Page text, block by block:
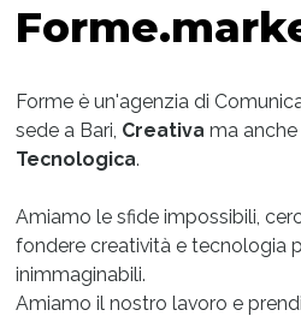
Forme è un'agenzia di
sede a Bari, Creativa ma
Tecnologica.
Amiamo le sfide impossibili,
fondere creatività e tecnologia
inimmaginabili.
Amiamo il nostro lavoro e